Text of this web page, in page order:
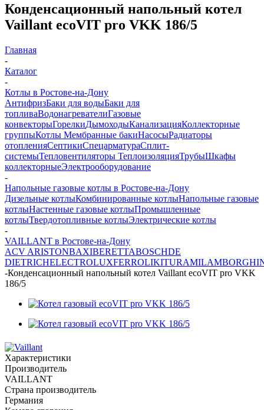
Конденсационный напольный котел
Vaillant ecoVIT pro VKK 186/5
Главная
-
Каталог
-
Котлы в Ростове-на-Дону
АнтифризБаки для водыБаки для
топливаВодонагревателиГазовые
конвекторыГорелкиДымоходыКанализацияКоллекторные
группыКотлы Мембранные бакиНасосыРадиаторы
отопленияСептикиСпецарматураСплит-
системыТепловентиляторы ТеплоизоляцияТрубыШкафы
коллекторныеЭлектрооборудование
-
Напольные газовые котлы в Ростове-на-Дону
Дизельные котлыКомбинированные котлыНапольные газовые
котлыНастенные газовые котлыПромышленные
котлыТвердотопливные котлыЭлектрические котлы
-
VAILLANT в Ростове-на-Дону
ACV ARISTONBAXIBERETTABOSCHDE
DIETRICHELECTROLUXFERROLIKITURAMI
-Конденсационный напольный котел Vaillant ecoVIT pro VKK
186/5
Характеристики
Производитель
VAILLANT
Страна производитель
Германия